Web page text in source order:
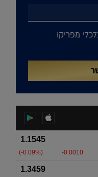
מפריקו